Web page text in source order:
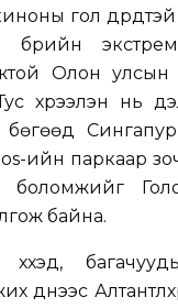
гол
бүрийн
Олон улсын
хүрээлэн нь
ийн паркаар
боломжийг
байна.